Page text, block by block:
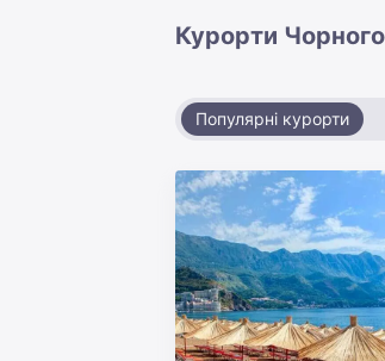
Курорти
Популярні курорти